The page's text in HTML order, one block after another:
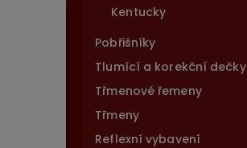
Kentucky
Pobřišníky
Tlumící a korekční dečky
Třmenové řemeny
Třmeny
Reflexní vybavení